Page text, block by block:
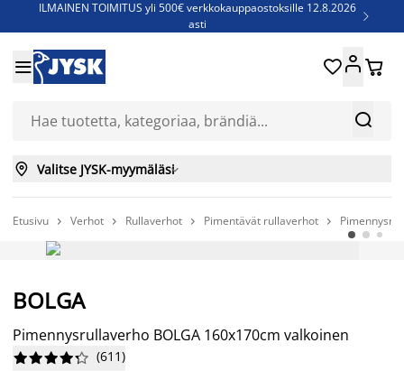
ILMAINEN TOIMITUS yli 500€ verkkokauppaostoksille 12.8.2026
asti

Jenkkisänkyjä - Säästä jopa 60%


 
 Valitse JYSK-myymäläsi
Etusivu  Verhot  Rullaverhot  Pimentävät rullaverhot 
BOLGA
Pimennysrullaverho BOLGA 160x170cm valkoinen





 (611)